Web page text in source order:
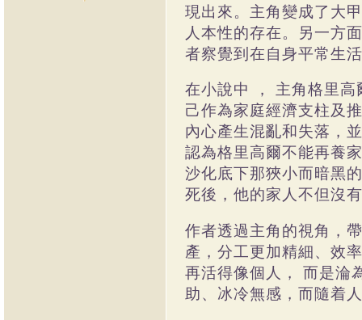
現出來。主角變成了大
人本性的存在。另一方
者察覺到在自身平常生
在小說中 ，
主角格里高
己作為家庭經濟支柱及
內心產生混亂和失落，
認為格里高爾不能再養
沙化底下那狹小而暗黑
死後，他的家人不但沒
作者透過主角的視角，
產，分工更加精細、效
再活得像個人，
而是淪
助、冰冷無感，而隨着